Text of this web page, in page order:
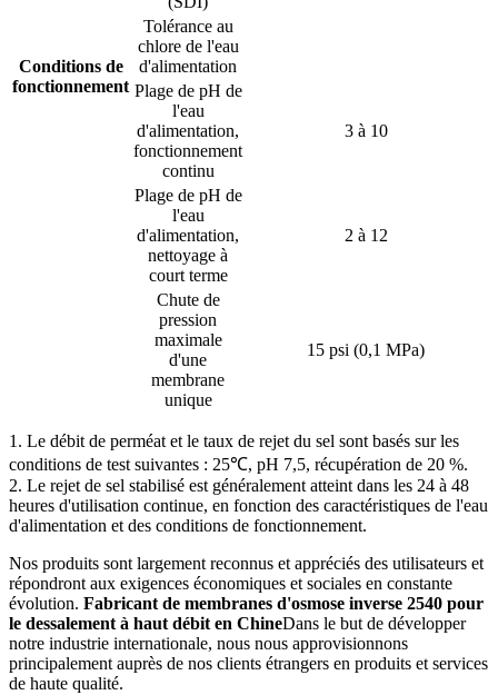
Conditions de
fonctionnement
Tolérance au
chlore de l'eau
d'alimentation
Plage de pH de
l'eau
d'alimentation,
fonctionnement
continu
3 à 10
Plage de pH de
l'eau
d'alimentation,
nettoyage à
court terme
2 à 12
Chute de
pression
maximale
d'une
membrane
unique
15 psi (0,1 MPa)
1. Le débit de perméat et le taux de rejet du sel sont basés sur les
conditions de test suivantes : 25℃, pH 7,5, récupération de 20 %.
2. Le rejet de sel stabilisé est généralement atteint dans les 24 à 48
heures d'utilisation continue, en fonction des caractéristiques de l'eau
d'alimentation et des conditions de fonctionnement.
Nos produits sont largement reconnus et appréciés des utilisateurs et
répondront aux exigences économiques et sociales en constante
évolution. Fabricant de membranes d'osmose inverse 2540 pour
le dessalement à haut débit en ChineDans le but de développer
notre industrie internationale, nous nous approvisionnons
principalement auprès de nos clients étrangers en produits et services
de haute qualité.